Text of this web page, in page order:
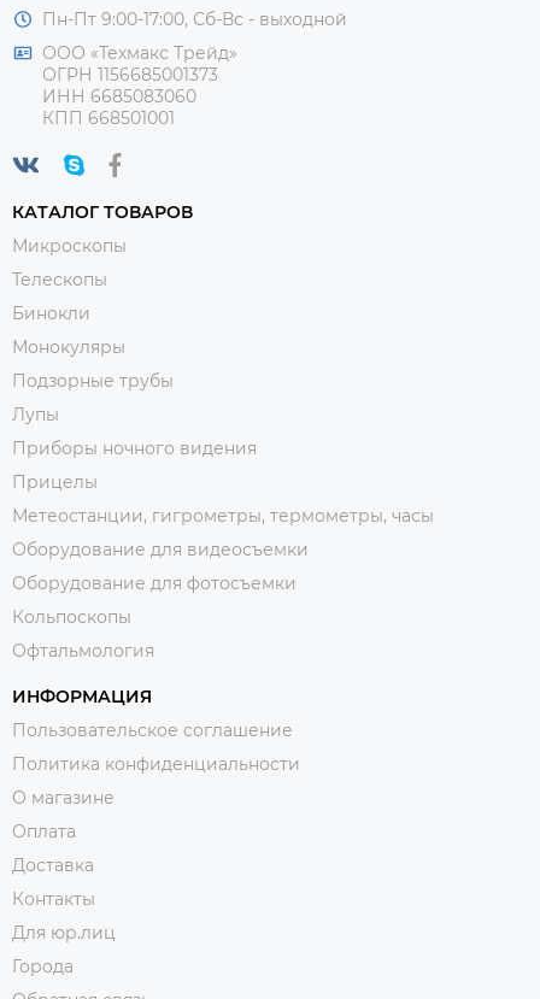
Пн-Пт 9:00-17:00, Сб-Вс - выходной
ООО «Техмакс Трейд»
ОГРН 1156685001373
ИНН 6685083060
КПП 668501001
КАТАЛОГ ТОВАРОВ
Микроскопы
Телескопы
Бинокли
Монокуляры
Подзорные трубы
Лупы
Приборы ночного видения
Прицелы
Метеостанции, гигрометры, термометры, часы
Оборудование для видеосъемки
Оборудование для фотосъемки
Кольпоскопы
Офтальмология
ИНФОРМАЦИЯ
Пользовательское соглашение
Политика конфиденциальности
О магазине
Оплата
Доставка
Контакты
Для юр.лиц
Города